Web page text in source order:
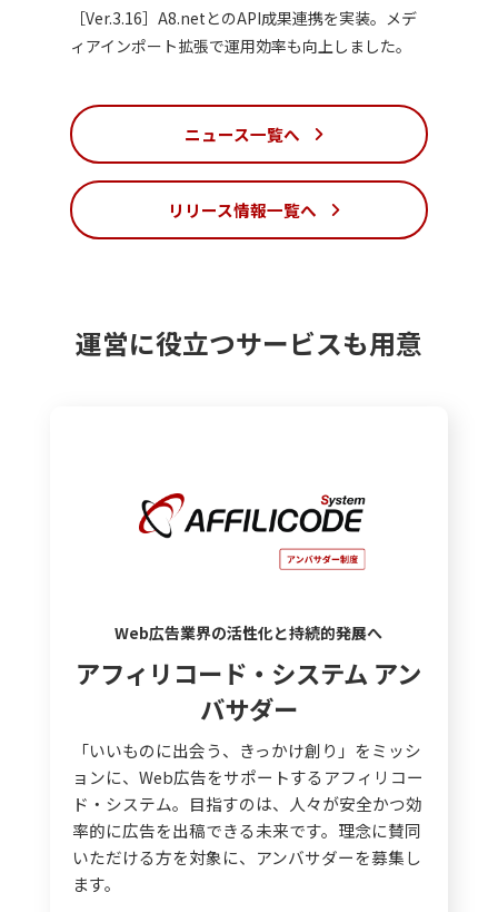
［Ver.3.16］A8.netとのAPI成果連携を実装。メデ
ィアインポート拡張で運用効率も向上しました。
ニュース一覧へ
リリース情報一覧へ
運営に役立つサービスも用意
Web広告業界の活性化と持続的発展へ
アフィリコード・システム アン
バサダー
「いいものに出会う、きっかけ創り」をミッシ
ョンに、Web広告をサポートするアフィリコー
ド・システム。目指すのは、人々が安全かつ効
率的に広告を出稿できる未来です。理念に賛同
いただける方を対象に、アンバサダーを募集し
ます。